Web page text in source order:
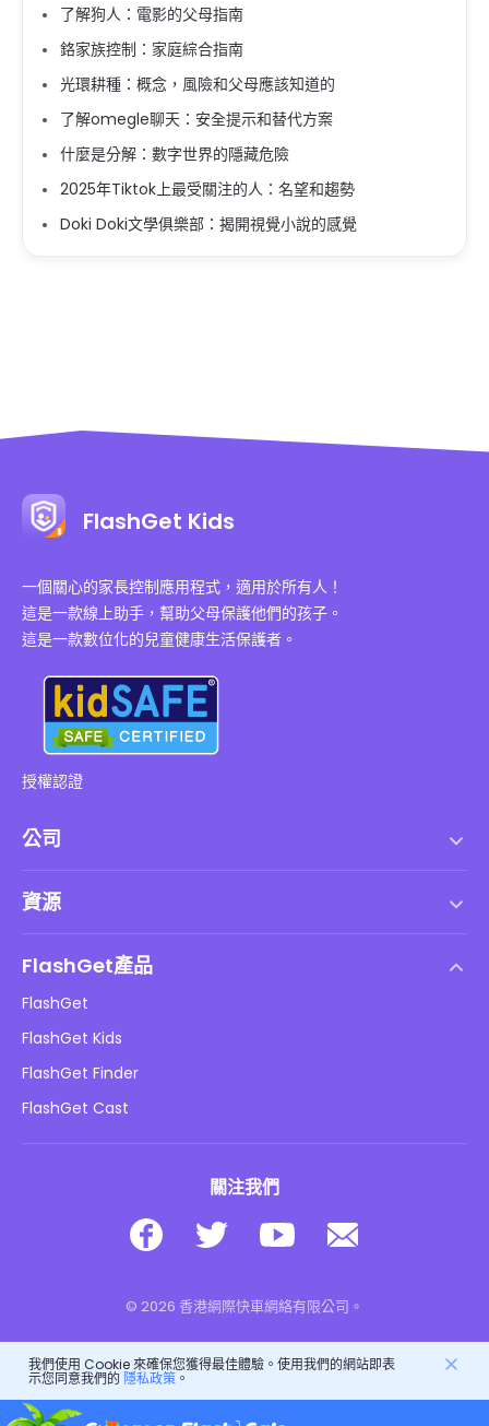
了解狗人：電影的父母指南
鉻家族控制：家庭綜合指南
光環耕種：概念，風險和父母應該知道的
了解omegle聊天：安全提示和替代方案
什麼是分解：數字世界的隱藏危險
2025年Tiktok上最受關注的人：名望和趨勢
Doki Doki文學俱樂部：揭開視覺小說的感覺
FlashGet Kids
一個關心的家長控制應用程式，適用於所有人！
這是一款線上助手，幫助父母保護他們的孩子。
這是一款數位化的兒童健康生活保護者。
授權認證
公司
DMCA 政策
隱私政策
廣告政策
不要出售我的資訊
資源
兒童在線安全
下載
FlashGet產品
FlashGet
FlashGet Kids
FlashGet Finder
FlashGet Cast
關注我們
© 2026 香港網際快車網絡有限公司。
我們使用 Cookie 來確保您獲得最佳體驗。使用我們的網站即表
示您同意我們的 隱私政策。